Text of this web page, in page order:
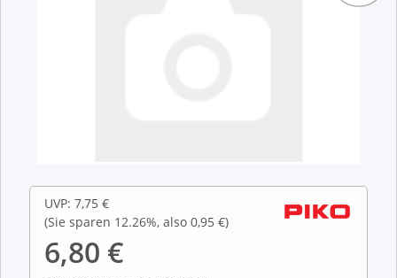
UVP: 7,75 €
(Sie sparen 12.26%, also 0,95 €)
6,80 €